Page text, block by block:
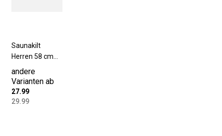
Saunakilt
Herren 58 cm
lang L-XL
Baumwolle
fango
andere
Varianten ab
27.99
29.99